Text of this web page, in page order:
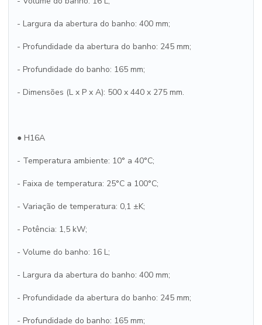
- Largura da abertura do banho: 400 mm;
- Profundidade da abertura do banho: 245 mm;
- Profundidade do banho: 165 mm;
- Dimensões (L x P x A): 500 x 440 x 275 mm.
● H16A
- Temperatura ambiente: 10° a 40°C;
- Faixa de temperatura: 25°C a 100°C;
- Variação de temperatura: 0,1 ±K;
- Potência: 1,5 kW;
- Volume do banho: 16 L;
- Largura da abertura do banho: 400 mm;
- Profundidade da abertura do banho: 245 mm;
- Profundidade do banho: 165 mm;